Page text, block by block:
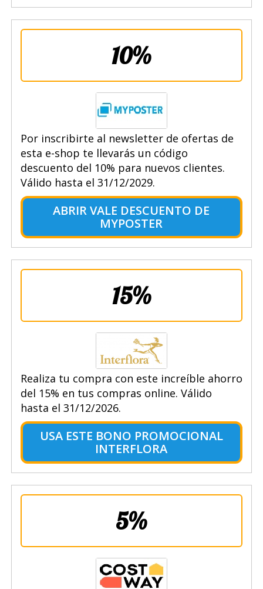
10%
Por inscribirte al newsletter de ofertas de
esta e-shop te llevarás un código
descuento del 10% para nuevos clientes.
Válido hasta el 31/12/2029.
ABRIR VALE DESCUENTO DE
MYPOSTER
15%
Realiza tu compra con este increíble ahorro
del 15% en tus compras online. Válido
hasta el 31/12/2026.
USA ESTE BONO PROMOCIONAL
INTERFLORA
5%